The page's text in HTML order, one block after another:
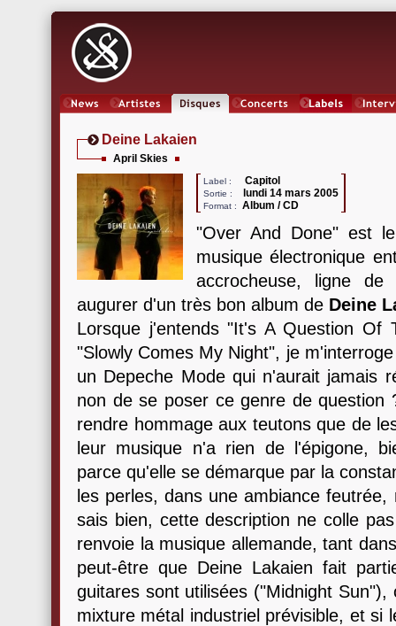
Deine Lakaien
April Skies
Label : Capitol
Sortie : lundi 14 mars 2005
Format : Album / CD
"Over And Done" est
musique électronique
accrocheuse, ligne de
augurer d'un très bon album de Deine
Lorsque j'entends "It's A Question Of
"Slowly Comes My Night", je
un Depeche Mode qui n'aurait jamais
non de se poser ce genre de
rendre hommage aux teutons que de
leur musique n'a rien de l'épigone,
parce qu'elle se démarque par la
les perles, dans une ambiance
sais bien, cette description ne colle
renvoie la musique allemande, tant
peut-être que Deine Lakaien fait
guitares sont utilisées ("Midnight
mixture métal industriel prévisible, et si